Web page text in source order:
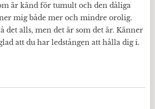
är känd för tumult och den dåliga
mig både mer och mindre orolig.
det alls, men det är som det är. Känner
att du har ledstången att hålla dig i.